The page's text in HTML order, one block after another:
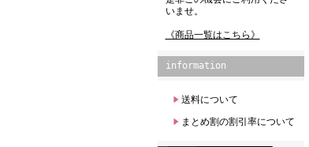
いませ。
《商品一覧はこちら》
information
送料について
まとめ割の割引率について